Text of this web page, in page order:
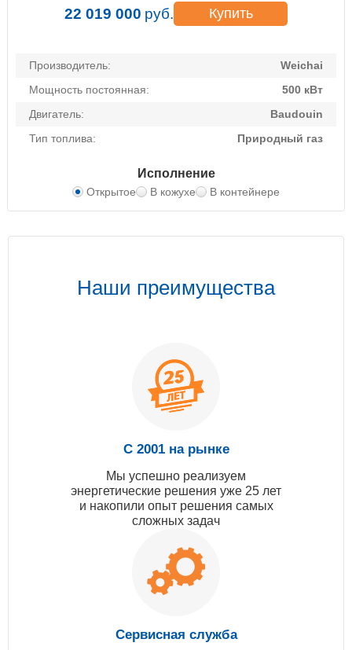
Производитель:
Weichai
Мощность постоянная:
500 кВт
Двигатель:
Baudouin
Тип топлива:
Природный газ
Исполнение
Открытое В кожухе В контейнере
22 019 000 руб. Купить
Наши преимущества
С 2001 на рынке
Мы успешно реализуем
энергетические решения уже 25 лет
и накопили опыт решения самых
сложных задач
Сервисная служба